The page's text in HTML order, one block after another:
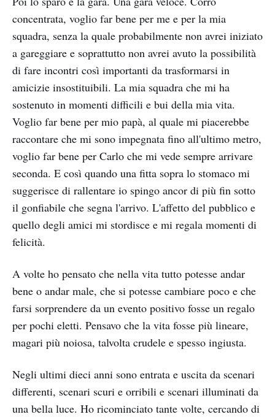
concentrata, voglio far bene per me e per la mia
squadra, senza la quale probabilmente non avrei iniziato
a gareggiare e soprattutto non avrei avuto la possibilità
di fare incontri così importanti da trasformarsi in
amicizie insostituibili. La mia squadra che mi ha
sostenuto in momenti difficili e bui della mia vita.
Voglio far bene per mio papà, al quale mi piacerebbe
raccontare che mi sono impegnata fino all'ultimo metro,
voglio far bene per Carlo che mi vede sempre arrivare
seconda. E così quando una fitta sopra lo stomaco mi
suggerisce di rallentare io spingo ancor di più fin sotto
il gonfiabile che segna l'arrivo. L'affetto del pubblico e
quello degli amici mi stordisce e mi regala momenti di
felicità.
A volte ho pensato che nella vita tutto potesse andar
bene o andar male, che si potesse cambiare poco e che
farsi sorprendere da un evento positivo fosse un regalo
per pochi eletti. Pensavo che la vita fosse più lineare,
magari più noiosa, talvolta crudele e spesso ingiusta.
Negli ultimi dieci anni sono entrata e uscita da scenari
differenti, scenari scuri e orribili e scenari illuminati da
una bella luce. Ho ricominciato tante volte, cercando di